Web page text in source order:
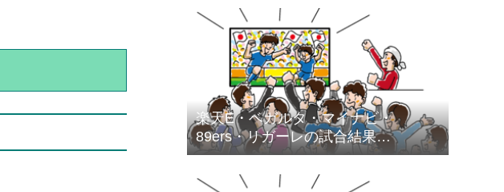
楽天E・ベガルタ・マイナビ・
89ers・リガーレの試合結果
（2026.2.1～2026.2.28）